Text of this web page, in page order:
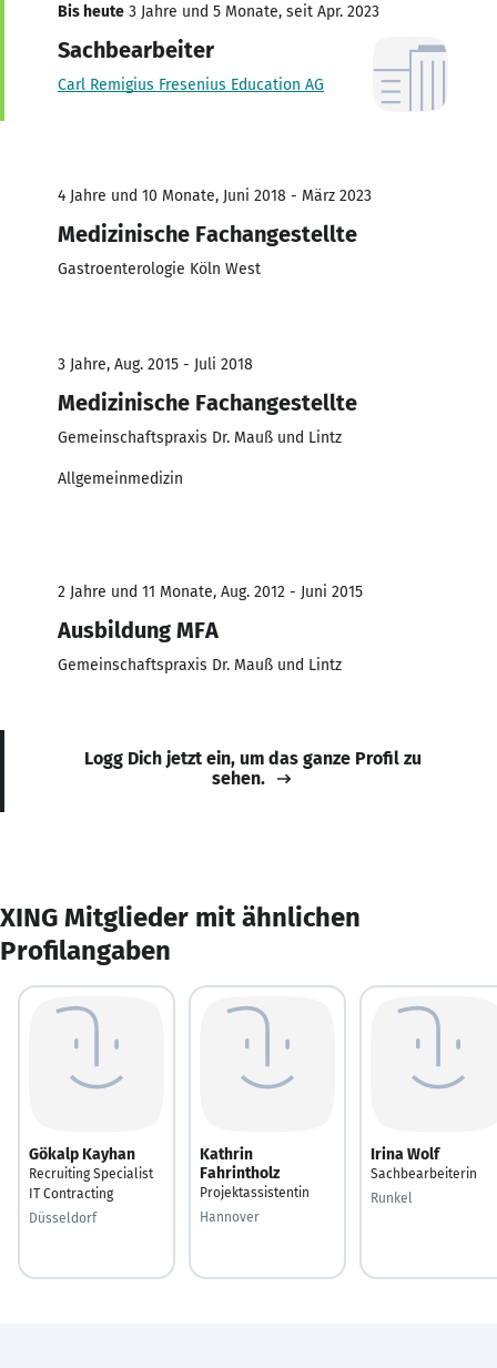
Bis heute 3 Jahre und 5 Monate, seit Apr. 2023
Sachbearbeiter
Carl Remigius Fresenius Education AG
4 Jahre und 10 Monate, Juni 2018 - März 2023
Medizinische Fachangestellte
Gastroenterologie Köln West
3 Jahre, Aug. 2015 - Juli 2018
Medizinische Fachangestellte
Gemeinschaftspraxis Dr. Mauß und Lintz
Allgemeinmedizin
2 Jahre und 11 Monate, Aug. 2012 - Juni 2015
Ausbildung MFA
Gemeinschaftspraxis Dr. Mauß und Lintz
Logg Dich jetzt ein, um das ganze Profil zu
sehen.
XING Mitglieder mit ähnlichen
Profilangaben
Gökalp Kayhan
Recruiting Specialist
IT Contracting
Düsseldorf
Kathrin
Fahrintholz
Projektassistentin
Hannover
Irina Wolf
Sachbearbeiterin
Runkel